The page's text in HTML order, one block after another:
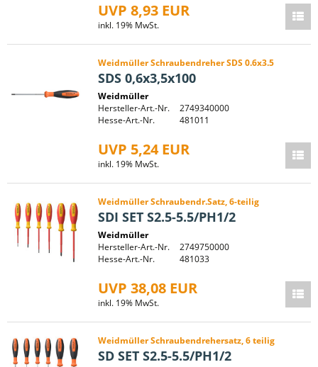
UVP 8,93 EUR
inkl. 19% MwSt.
Weidmüller Schraubendreher SDS 0.6x3.5
SDS 0,6x3,5x100
Weidmüller
Hersteller-Art.-Nr.
2749340000
Hesse-Art.-Nr.
481011
UVP 5,24 EUR
inkl. 19% MwSt.
Weidmüller Schraubendr.Satz, 6-teilig
SDI SET S2.5-5.5/PH1/2
Weidmüller
Hersteller-Art.-Nr.
2749750000
Hesse-Art.-Nr.
481033
UVP 38,08 EUR
inkl. 19% MwSt.
Weidmüller Schraubendrehersatz, 6 teilig
SD SET S2.5-5.5/PH1/2